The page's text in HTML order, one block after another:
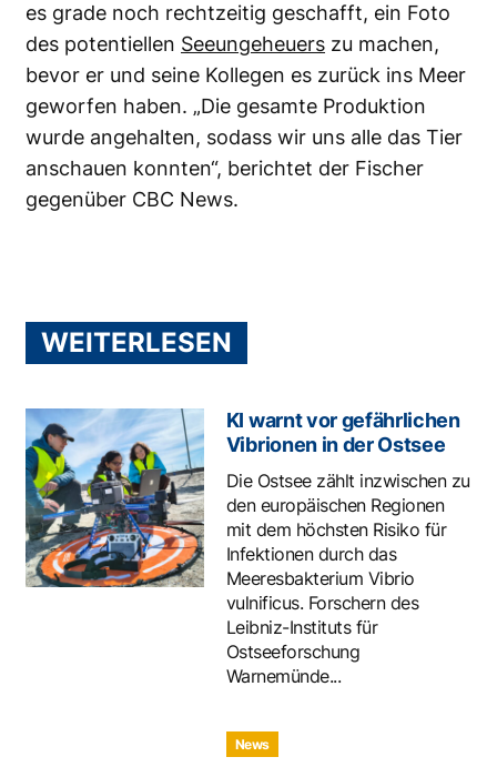
es grade noch rechtzeitig geschafft, ein Foto
des potentiellen Seeungeheuers zu machen,
bevor er und seine Kollegen es zurück ins Meer
geworfen haben. „Die gesamte Produktion
wurde angehalten, sodass wir uns alle das Tier
anschauen konnten“, berichtet der Fischer
gegenüber CBC News.
WEITERLESEN
KI warnt vor gefährlichen
Vibrionen in der Ostsee
Die Ostsee zählt inzwischen zu
den europäischen Regionen
mit dem höchsten Risiko für
Infektionen durch das
Meeresbakterium Vibrio
vulnificus. Forschern des
Leibniz-Instituts für
Ostseeforschung
Warnemünde...
News